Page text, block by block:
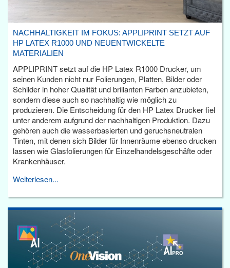
NACHHALTIGKEIT IM FOKUS: APPLIPRINT SETZT AUF
HP LATEX R1000 UND NEUENTWICKELTE
MATERIALIEN
APPLIPRINT setzt auf die HP Latex R1000 Drucker, um
seinen Kunden nicht nur Folierungen, Platten, Bilder oder
Schilder in hoher Qualität und brillanten Farben anzubieten,
sondern diese auch so nachhaltig wie möglich zu
produzieren. Die Entscheidung für den HP Latex Drucker fiel
unter anderem aufgrund der nachhaltigen Produktion. Dazu
gehören auch die wasserbasierten und geruchsneutralen
Tinten, mit denen sich Bilder für Innenräume ebenso drucken
lassen wie Glasfolierungen für Einzelhandelsgeschäfte oder
Krankenhäuser.
Weiterlesen...